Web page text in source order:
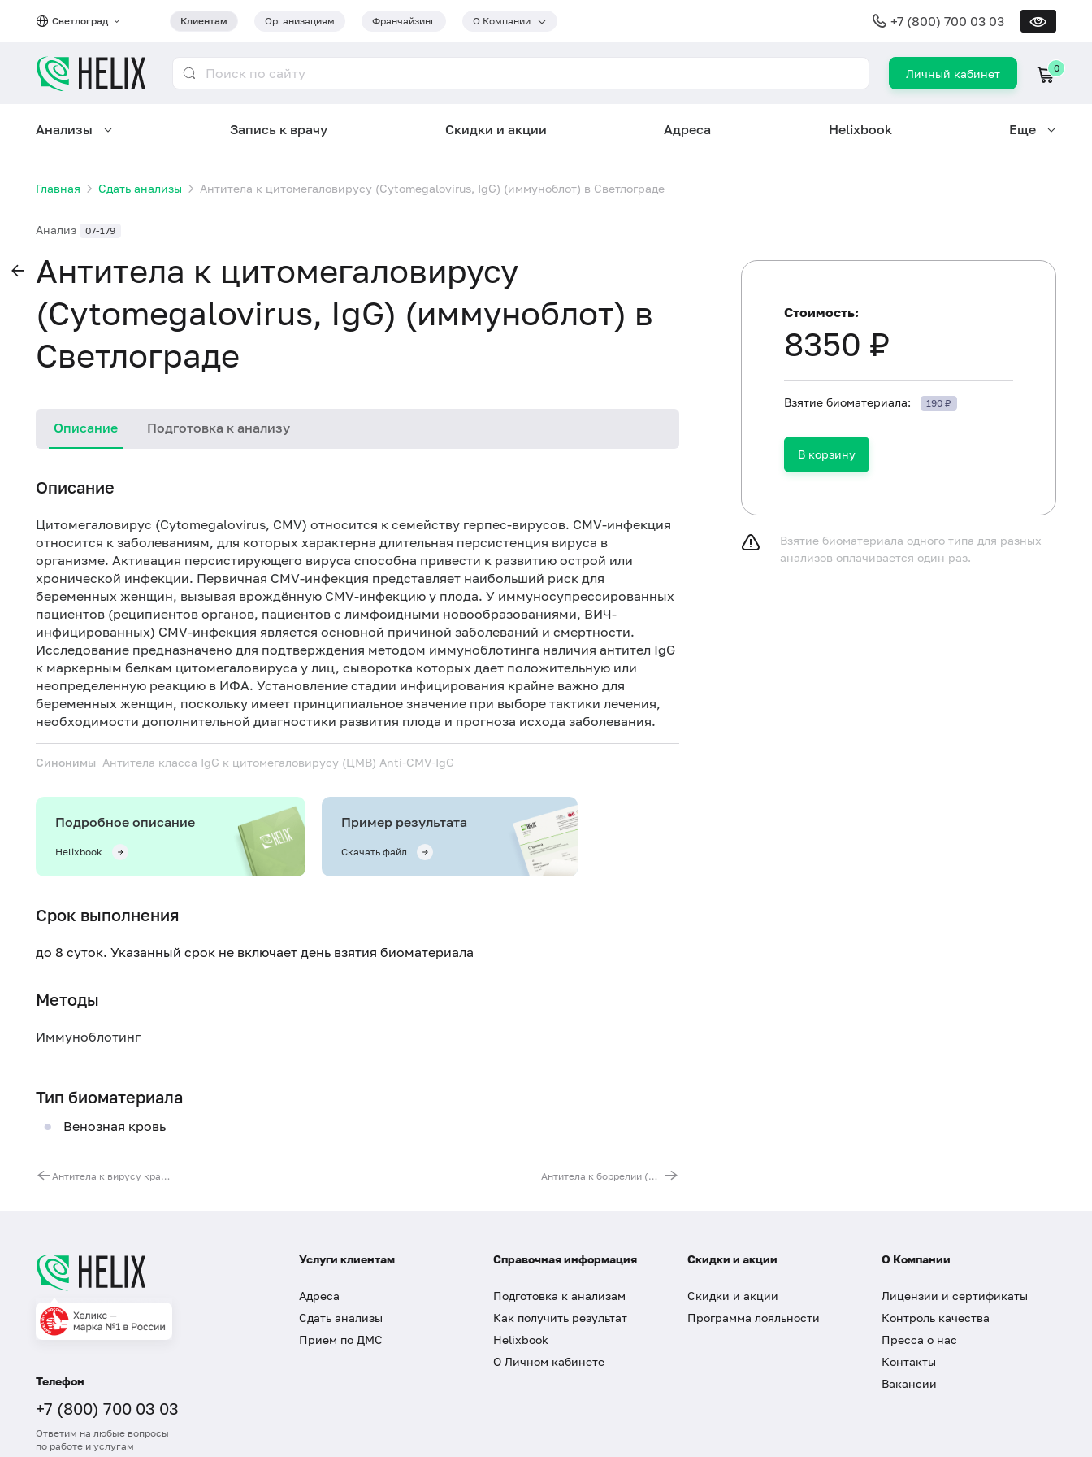
Светлоград Клиентам Организациям Франчайзинг О Компании +7 (800) 700 03 03
Личный кабинет 0
Анализы Запись к врачу Скидки и акции Адреса Helixbook Еще
Главная Сдать анализы Антитела к цитомегаловирусу (Cytomegalovirus, IgG) (иммуноблот) в Светлограде
Анализ 07-179
Антитела к цитомегаловирусу
(Cytomegalovirus, IgG) (иммуноблот) в
Светлограде
Описание Подготовка к анализу
Описание
Цитомегаловирус (Cytomegalovirus, CMV) относится к семейству герпес-вирусов. CMV-инфекция
относится к заболеваниям, для которых характерна длительная персистенция вируса в
организме. Активация персистирующего вируса способна привести к развитию острой или
хронической инфекции. Первичная CMV-инфекция представляет наибольший риск для
беременных женщин, вызывая врождённую CMV-инфекцию у плода. У иммуносупрессированных
пациентов (реципиентов органов, пациентов с лимфоидными новообразованиями, ВИЧ-
инфицированных) CMV-инфекция является основной причиной заболеваний и смертности.
Исследование предназначено для подтверждения методом иммуноблотинга наличия антител IgG
к маркерным белкам цитомегаловируса у лиц, сыворотка которых дает положительную или
неопределенную реакцию в ИФА. Установление стадии инфицирования крайне важно для
беременных женщин, поскольку имеет принципиальное значение при выборе тактики лечения,
необходимости дополнительной диагностики развития плода и прогноза исхода заболевания.
Синонимы Антитела класса IgG к цитомегаловирусу (ЦМВ) Anti-CMV-IgG
Подробное описание
Helixbook
Пример результата
Скачать файл
Срок выполнения
до 8 суток. Указанный срок не включает день взятия биоматериала
Методы
Иммуноблотинг
Тип биоматериала
Венозная кровь
Антитела к вирусу краснухи (Rubella virus, IgG) (иммуноблот) Антитела к боррелии (Borrelia, IgM) (иммуноблот)
негазированную воду.
Не курить в течение 30 минут до исследования.
Стоимость:
8350 ₽
Взятие биоматериала: 190 ₽
В корзину
Взятие биоматериала одного типа для разных
анализов оплачивается один раз.
Телефон
+7 (800) 700 03 03
Ответим на любые вопросы
по работе и услугам
Услуги клиентам
Адреса
Сдать анализы
Прием по ДМС
Справочная информация
Подготовка к анализам
Как получить результат
Helixbook
О Личном кабинете
Скидки и акции
Скидки и акции
Программа лояльности
О Компании
Лицензии и сертификаты
Контроль качества
Пресса о нас
Контакты
Вакансии